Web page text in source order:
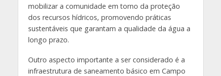
mobilizar a comunidade em torno da proteção
dos recursos hídricos, promovendo práticas
sustentáveis que garantam a qualidade da água a
longo prazo.
Outro aspecto importante a ser considerado é a
infraestrutura de saneamento básico em Campo